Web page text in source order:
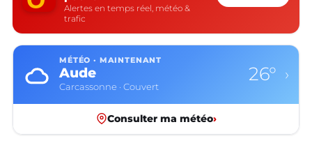
Alertes en temps réel, météo &
trafic
MÉTÉO · MAINTENANT
Aude
Carcassonne · Couvert
26° ›
Consulter ma météo›